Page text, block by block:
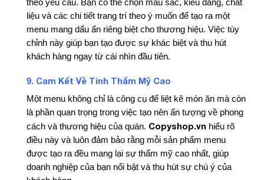
theo yêu cầu. Bạn có thể chọn màu sắc, kiểu dáng, chất
liệu và các chi tiết trang trí theo ý muốn để tạo ra một
menu mang dấu ấn riêng biệt cho thương hiệu. Việc tùy
chỉnh này giúp bạn tạo được sự khác biệt và thu hút
khách hàng ngay từ cái nhìn đầu tiên.
9. Cam Kết Về Tính Thẩm Mỹ Cao
Một menu không chỉ là công cụ để liệt kê món ăn mà còn
là phần quan trọng trong việc tạo nên ấn tượng về phong
cách và thương hiệu của quán. Copyshop.vn hiểu rõ
điều này và luôn đảm bảo rằng mỗi sản phẩm menu
được tạo ra đều mang lại sự thẩm mỹ cao nhất, giúp
doanh nghiệp của bạn nổi bật và thu hút sự chú ý của